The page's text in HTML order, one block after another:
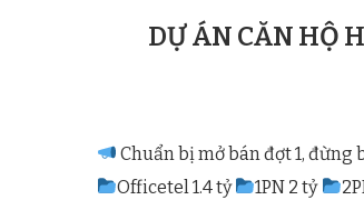
DỰ ÁN CĂN HỘ
Chuẩn bị mở bán đợt 1, đừng
Officetel 1.4 tỷ
1PN 2 tỷ